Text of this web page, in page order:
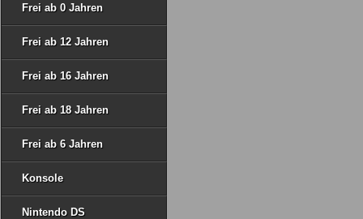
Frei ab 0 Jahren
Frei ab 12 Jahren
Frei ab 16 Jahren
Frei ab 18 Jahren
Frei ab 6 Jahren
Konsole
Nintendo DS